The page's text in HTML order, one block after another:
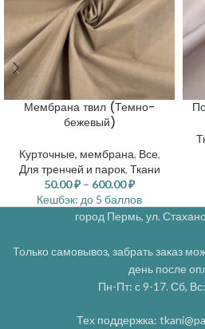
Мембрана твил (Темно-
бежевый)
Курточные, мембрана, Все,
Для тренчей и парок, Ткани
50.00₽ – 600.00₽
Кешбэк: до 5 баллов
город Пермь, ул.
Только самовывоз, забрать заказ
день после
Пн-Пт: с 9-17. Сб,
Тех поддержка: